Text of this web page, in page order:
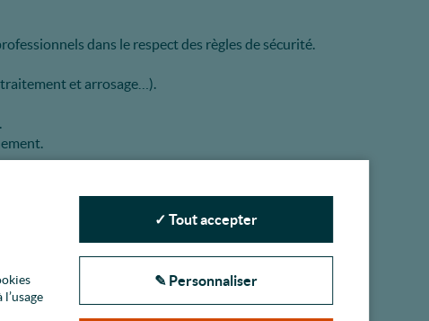
dans le respect des règles de sécurité.
et arrosage…).
publics.
✓ Tout accepter
✎ Personnaliser